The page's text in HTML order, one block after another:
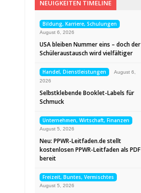
NEUIGKEITEN TIMELINE
Bildung, Karriere, Schulungen
August 6, 2026
USA bleiben Nummer eins – doch der
Schüleraustausch wird vielfältiger
Handel, Dienstleistungen
August 6,
2026
Selbstklebende Booklet-Labels für
Schmuck
Unternehmen, Wirtschaft, Finanzen
August 5, 2026
Neu: PPWR-Leitfaden.de stellt
kostenlosen PPWR-Leitfaden als PDF
bereit
Freizeit, Buntes, Vermischtes
August 5, 2026